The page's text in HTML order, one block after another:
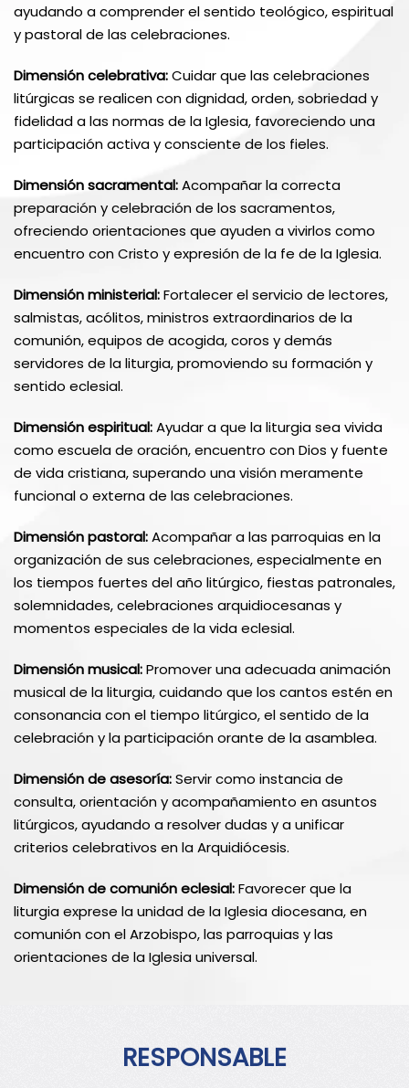
ayudando a comprender el sentido teológico, espiritual
y pastoral de las celebraciones.
Dimensión celebrativa:Cuidar que las celebraciones
litúrgicas se realicen con dignidad, orden, sobriedad y
fidelidad a las normas de la Iglesia, favoreciendo una
participación activa y consciente de los fieles.
Dimensión sacramental:Acompañar la correcta
preparación y celebración de los sacramentos,
ofreciendo orientaciones que ayuden a vivirlos como
encuentro con Cristo y expresión de la fe de la Iglesia.
Dimensión ministerial:Fortalecer el servicio de lectores,
salmistas, acólitos, ministros extraordinarios de la
comunión, equipos de acogida, coros y demás
servidores de la liturgia, promoviendo su formación y
sentido eclesial.
Dimensión espiritual:Ayudar a que la liturgia sea vivida
como escuela de oración, encuentro con Dios y fuente
de vida cristiana, superando una visión meramente
funcional o externa de las celebraciones.
Dimensión pastoral:Acompañar a las parroquias en la
organización de sus celebraciones, especialmente en
los tiempos fuertes del año litúrgico, fiestas patronales,
solemnidades, celebraciones arquidiocesanas y
momentos especiales de la vida eclesial.
Dimensión musical:Promover una adecuada animación
musical de la liturgia, cuidando que los cantos estén en
consonancia con el tiempo litúrgico, el sentido de la
celebración y la participación orante de la asamblea.
Dimensión de asesoría:Servir como instancia de
consulta, orientación y acompañamiento en asuntos
litúrgicos, ayudando a resolver dudas y a unificar
criterios celebrativos en la Arquidiócesis.
Dimensión de comunión eclesial:Favorecer que la
liturgia exprese la unidad de la Iglesia diocesana, en
comunión con el Arzobispo, las parroquias y las
orientaciones de la Iglesia universal.
RESPONSABLE